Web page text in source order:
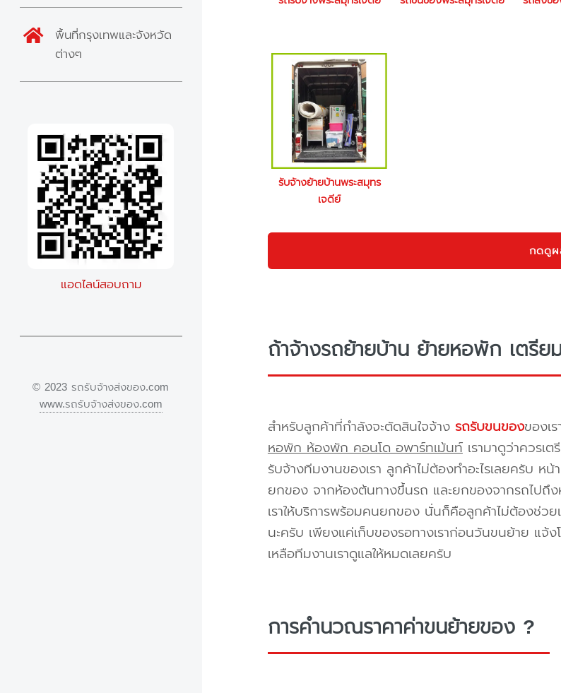
รับจ้างย้ายบ้านพระสมุทร
เจดีย์
กดดูผ
ถ้าจ้างรถย้ายบ้าน ย้ายหอพัก เตรีย
สำหรับลูกค้าที่กำลังจะตัดสินใจจ้าง รถรับขนของของเ
หอพัก ห้องพัก คอนโด อพาร์ทเม้นท์เรามาดูว่าควรเ
รับจ้างทีมงานของเรา ลูกค้าไม่ต้องทำอะไรเลยครับ ห
ยกของ จากห้องต้นทางขึ้นรถ และยกของจากรถไปถึ
เราให้บริการพร้อมคนยกของ นั่นก็คือลูกค้าไม่ต้องช่ว
นะครับ เพียงแค่เก็บของรอทางเราก่อนวันขนย้าย แจ้
เหลือทีมงานเราดูแลให้หมดเลยครับ
การคำนวณราคาค่าขนย้ายของ ?
พื้นที่กรุงเทพและจังหวัด
ต่างๆ
แอดไลน์สอบถาม
© 2023 รถรับจ้างส่งของ.com
www.รถรับจ้างส่งของ.com